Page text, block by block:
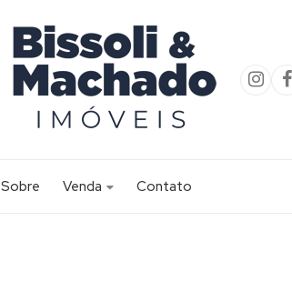
Sobre
Venda
Contato